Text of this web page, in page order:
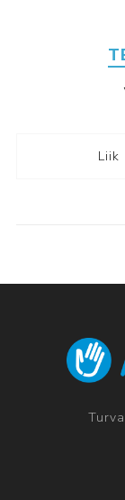
Liik